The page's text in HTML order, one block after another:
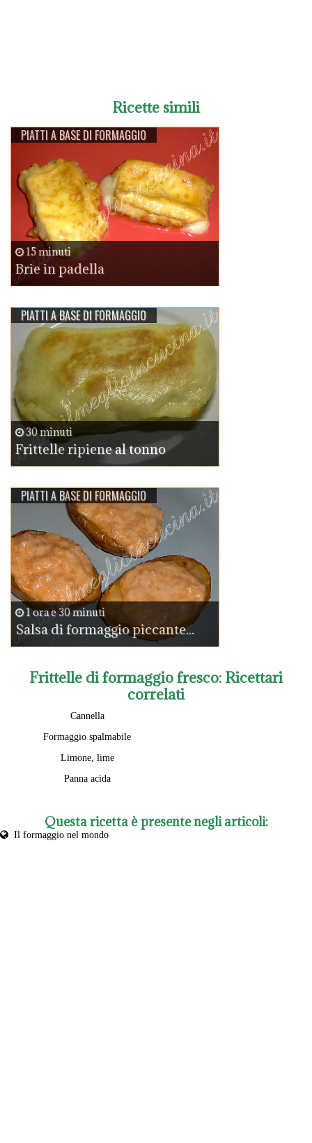
Ricette simili
PIATTI A BASE DI FORMAGGIO
15 minuti
Brie in padella
PIATTI A BASE DI FORMAGGIO
30 minuti
Frittelle ripiene al tonno
PIATTI A BASE DI FORMAGGIO
1 ora e 30 minuti
Salsa di formaggio piccante...
Frittelle di formaggio fresco: Ricettari
correlati
Cannella
Formaggio spalmabile
Limone, lime
Panna acida
Questa ricetta è presente negli articoli:
Il formaggio nel mondo